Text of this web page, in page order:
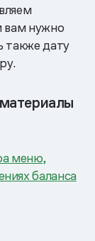
вам нужно
также дату
меню,
баланса